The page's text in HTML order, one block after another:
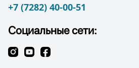
+7 (7282) 40-00-51
Социальные сети: